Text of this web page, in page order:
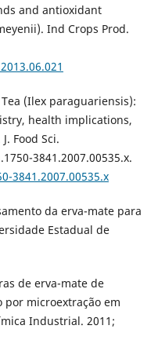
and antioxidant
Ind Crops Prod.
(Ilex paraguariensis):
health implications,
Food Sci.
3841.2007.00535.x.
3841.2007.00535.x
da erva-mate para
Estadual de
de erva-mate de
por microextração em
Industrial. 2011;